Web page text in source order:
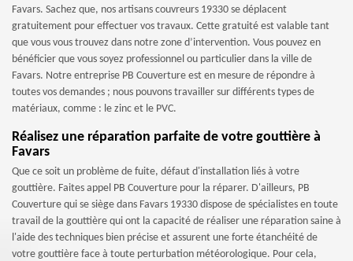
Favars. Sachez que, nos artisans couvreurs 19330 se déplacent
gratuitement pour effectuer vos travaux. Cette gratuité est valable tant
que vous vous trouvez dans notre zone d’intervention. Vous pouvez en
bénéficier que vous soyez professionnel ou particulier dans la ville de
Favars. Notre entreprise PB Couverture est en mesure de répondre à
toutes vos demandes ; nous pouvons travailler sur différents types de
matériaux, comme : le zinc et le PVC.
Réalisez une réparation parfaite de votre gouttière à
Favars
Que ce soit un problème de fuite, défaut d'installation liés à votre
gouttière. Faites appel PB Couverture pour la réparer. D'ailleurs, PB
Couverture qui se siège dans Favars 19330 dispose de spécialistes en toute
travail de la gouttière qui ont la capacité de réaliser une réparation saine à
l'aide des techniques bien précise et assurent une forte étanchéité de
votre gouttière face à toute perturbation météorologique. Pour cela,